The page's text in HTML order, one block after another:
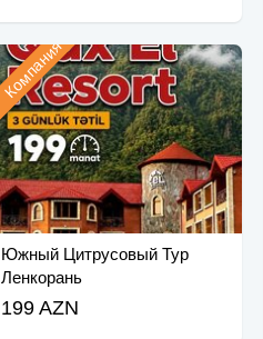
Южный Цитрусовый Тур
Ленкорань
Компания
199 AZN